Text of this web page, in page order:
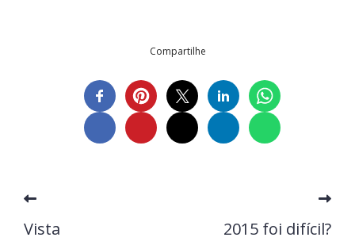
Compartilhe
Vista
2015 foi difícil?